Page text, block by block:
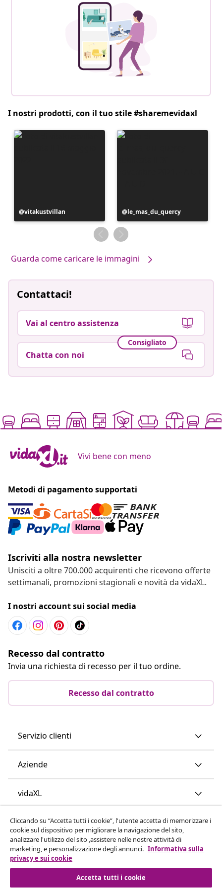
I nostri prodotti, con il tuo stile #sharemevidaxl
Post
pubblicato
vitakustvillan
Post
pubblicato
da
le_mas_du_quercy
Guarda come caricare le immagini
Contattaci!
Vai al centro assistenza
Consigliato
Chatta con noi
Vivi bene con meno
Metodi di pagamento supportati
Iscriviti alla nostra newsletter
Unisciti a oltre 700.000 acquirenti che ricevono offerte
settimanali, promozioni stagionali e novità da vidaXL.
I nostri account sui social media
Recesso dal contratto
Invia una richiesta di recesso per il tuo ordine.
Recesso dal contratto
Servizio clienti
Aziende
vidaXL
Scopri di più
Cliccando su “Accetta tutti i cookie”, l'utente accetta di memorizzare i
cookie sul dispositivo per migliorare la navigazione del sito,
analizzare l'utilizzo del sito ,assistere nelle nostre attività di
marketing, e personalizzazione degli annunci. Informativa sulla
privacy e sui cookie
Accetta tutti i cookie